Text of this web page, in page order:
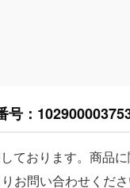
号：
ております。商品に
お問い合わせくださ